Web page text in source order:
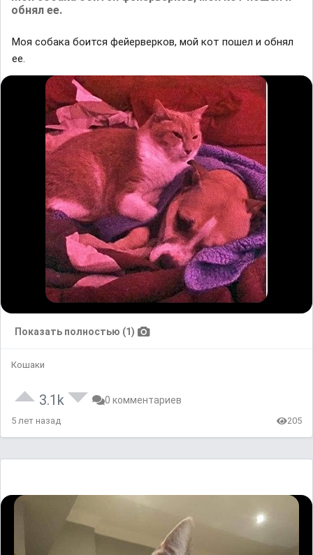
обнял ее.
Моя собака боится фейерверков, мой кот пошел и обнял
ее.
Показать полностью (1)
Кошаки
3.1k 0 комментариев
5 лет назад 205